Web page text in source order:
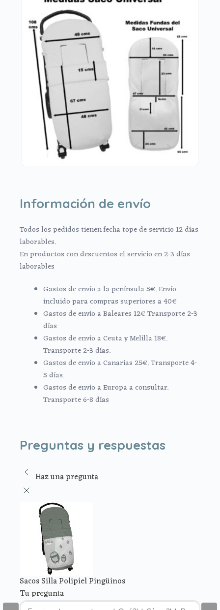
Información de envío
Todos los pedidos tienen fecha tope de servicio 12 días
laborables.
En productos con descuentos el servicio en 2-3 días
laborables
Gastos de envío a la península 5€. Envío
incluido para compras superiores a 40€
Gastos de envío a Baleares 12€ Transporte 2-3
días
Gastos de envío a Ceuta y Melilla 18€.
Transporte 2-3 días.
Gastos de envío a Canarias 25€. Transporte 4-
5 días.
Gastos de envío a Europa a consultar.
Transporte 6-8 días
Preguntas y respuestas
Haz una pregunta
Sacos Silla Polipiel Pingüinos
Tu pregunta